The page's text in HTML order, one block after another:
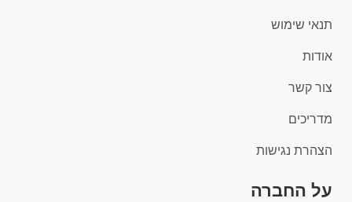
תנאי שימוש
אודות
צור קשר
מדריכים
הצהרת נגישות
על החברה